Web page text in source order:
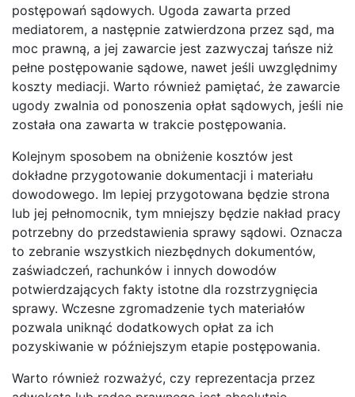
postępowań sądowych. Ugoda zawarta przed
mediatorem, a następnie zatwierdzona przez sąd, ma
moc prawną, a jej zawarcie jest zazwyczaj tańsze niż
pełne postępowanie sądowe, nawet jeśli uwzględnimy
koszty mediacji. Warto również pamiętać, że zawarcie
ugody zwalnia od ponoszenia opłat sądowych, jeśli nie
została ona zawarta w trakcie postępowania.
Kolejnym sposobem na obniżenie kosztów jest
dokładne przygotowanie dokumentacji i materiału
dowodowego. Im lepiej przygotowana będzie strona
lub jej pełnomocnik, tym mniejszy będzie nakład pracy
potrzebny do przedstawienia sprawy sądowi. Oznacza
to zebranie wszystkich niezbędnych dokumentów,
zaświadczeń, rachunków i innych dowodów
potwierdzających fakty istotne dla rozstrzygnięcia
sprawy. Wczesne zgromadzenie tych materiałów
pozwala uniknąć dodatkowych opłat za ich
pozyskiwanie w późniejszym etapie postępowania.
Warto również rozważyć, czy reprezentacja przez